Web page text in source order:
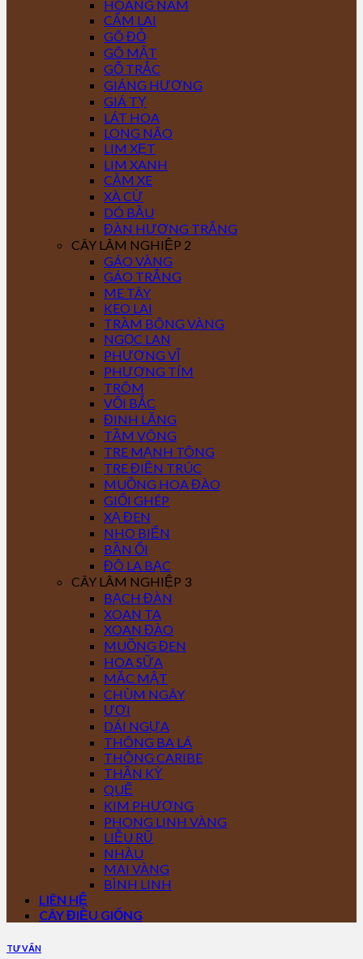
HOÀNG NAM
CẨM LAI
GÕ ĐỎ
GÕ MẬT
GỖ TRẮC
GIÁNG HƯƠNG
GIÁ TỴ
LÁT HOA
LONG NÃO
LIM XẸT
LIM XANH
CĂM XE
XÀ CỪ
DÓ BẦU
ĐÀN HƯƠNG TRẮNG
CÂY LÂM NGHIỆP 2
GÁO VÀNG
GÁO TRẮNG
ME TÂY
KEO LAI
TRÀM BÔNG VÀNG
NGỌC LAN
PHƯỢNG VĨ
PHƯỢNG TÍM
TRÔM
VỐI BẮC
ĐINH LĂNG
TẦM VÔNG
TRE MẠNH TÔNG
TRE ĐIỀN TRÚC
MUỒNG HOA ĐÀO
GIỔI GHÉP
XẠ ĐEN
NHO BIỂN
BẦN ỔI
ĐÔ LA BẠC
CÂY LÂM NGHIỆP 3
BẠCH ĐÀN
XOAN TA
XOAN ĐÀO
MUỒNG ĐEN
HOA SỮA
MẮC MẬT
CHÙM NGÂY
ƯƠI
DÁI NGỰA
THÔNG BA LÁ
THÔNG CARIBE
THẦN KỲ
QUẾ
KIM PHƯỢNG
PHONG LINH VÀNG
LIỄU RŨ
NHÀU
MAI VÀNG
BÌNH LINH
LIÊN HỆ
CÂY ĐIỀU GIỐNG
TƯ VẤN